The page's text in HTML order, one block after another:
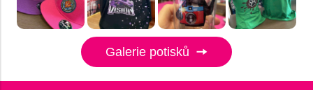
Galerie potisků